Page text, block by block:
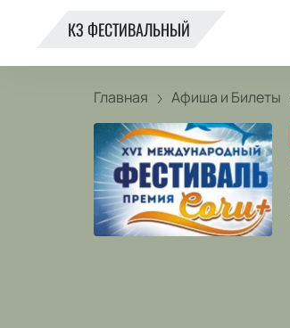
КЗ ФЕСТИВАЛЬНЫЙ
Главная Афиша и Билеты